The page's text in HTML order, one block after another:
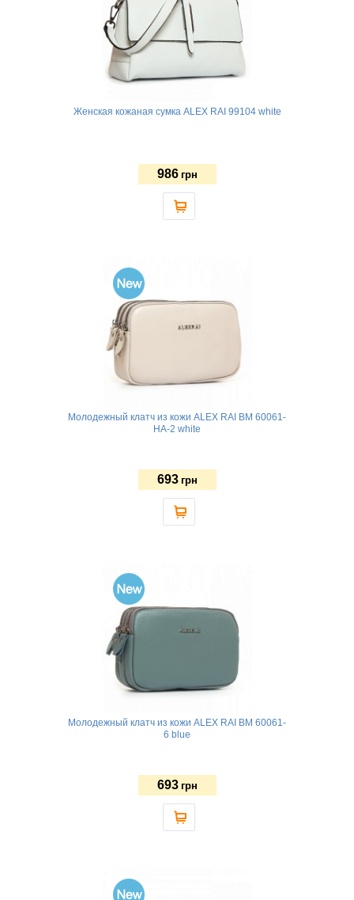
Женская кожаная сумка ALEX RAI 99104 white
986 грн
Молодежный клатч из кожи ALEX RAI BM 60061-
HA-2 white
693 грн
Молодежный клатч из кожи ALEX RAI BM 60061-
6 blue
693 грн